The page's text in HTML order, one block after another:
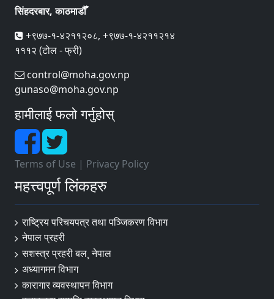
सिंहदरबार, काठमाडौँ
+९७७-१-४२११२०८, +९७७-१-४२११२१४
१११२ (टोल - फ्री)
control@moha.gov.np
gunaso@moha.gov.np
हामीलाई फलो गर्नुहोस्
Terms of Use | Privacy Policy
महत्त्वपूर्ण लिंकहरु
राष्ट्रिय परिचयपत्र तथा पञ्‍जिकरण विभाग
नेपाल प्रहरी
सशस्त्र प्रहरी बल¸ नेपाल
अध्यागमन विभाग
कारागार व्यवस्थापन विभाग